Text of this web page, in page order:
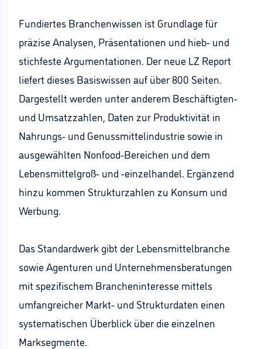
Fundiertes Branchenwissen ist Grundlage für
präzise Analysen, Präsentationen und hieb- und
stichfeste Argumentationen. Der neue LZ Report
liefert dieses Basiswissen auf über 800 Seiten.
Dargestellt werden unter anderem Beschäftigten-
und Umsatzzahlen, Daten zur Produktivität in
Nahrungs- und Genussmittelindustrie sowie in
ausgewählten Nonfood-Bereichen und dem
Lebensmittelgroß- und -einzelhandel. Ergänzend
hinzu kommen Strukturzahlen zu Konsum und
Werbung.
Das Standardwerk gibt der Lebensmittelbranche
sowie Agenturen und Unternehmensberatungen
mit spezifischem Brancheninteresse mittels
umfangreicher Markt- und Strukturdaten einen
systematischen Überblick über die einzelnen
Marksegmente.